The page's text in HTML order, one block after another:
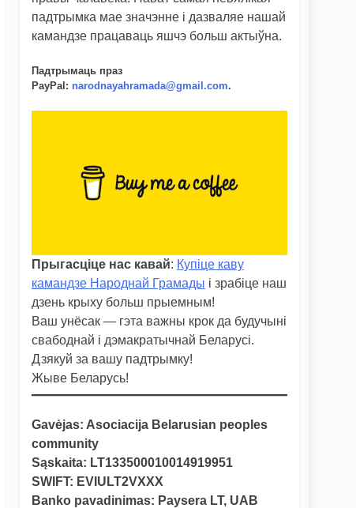
падтрымка мае значэнне і дазваляе нашай
камандзе працаваць яшчэ больш актыўна.
Падтрымаць праз
PayPal : narodnayahramada@gmail.com.
Прыгасціце нас кавай: Купіце каву
камандзе Народнай Грамады і зрабіце наш
дзень крыху больш прыемным!
Ваш унёсак — гэта важны крок да будучыні
свабоднай і дэмакратычнай Беларусі.
Дзякуй за вашу падтрымку!
Жыве Беларусь!
Gavėjas: Asociacija Belarusian peoples
community
Sąskaita: LT133500010014919951
SWIFT: EVIULT2VXXX
Banko pavadinimas: Paysera LT, UAB